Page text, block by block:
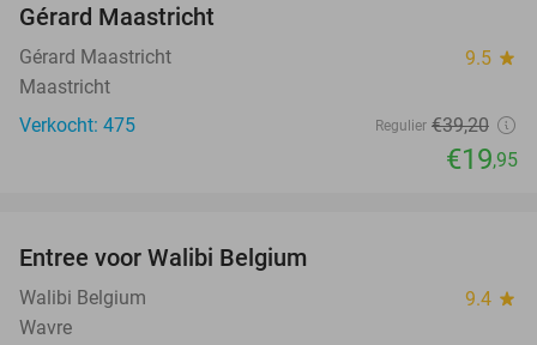
Gérard Maastricht
Gérard Maastricht 9.5 star
Maastricht
Verkocht: 475
Regulier €39,20
€19,95
Entree voor Walibi Belgium
Walibi Belgium 9.4 star
Wavre